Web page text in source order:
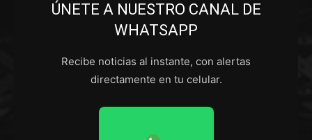
ÚNETE A NUESTRO CANAL DE
WHATSAPP
Recibe noticias al instante, con alertas
directamente en tu celular.